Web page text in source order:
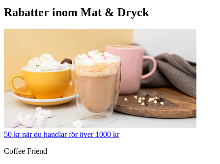
Rabatter inom Mat & Dryck
50 kr när du handlar för över 1000 kr
Coffee Friend